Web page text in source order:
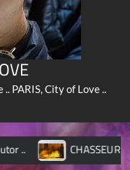
PARIS, City of Love ..
D’IMAGES –